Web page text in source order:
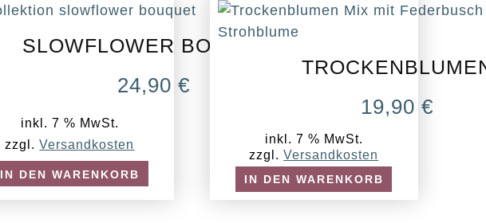
SLOWFLOWER BOUQUET
24,90 €
inkl. 7 % MwSt.
zzgl.Versandkosten
IN DEN WARENKORB
19,90€
inkl. 7 % MwSt.
zzgl.Versandkosten
IN DEN WARENKORB